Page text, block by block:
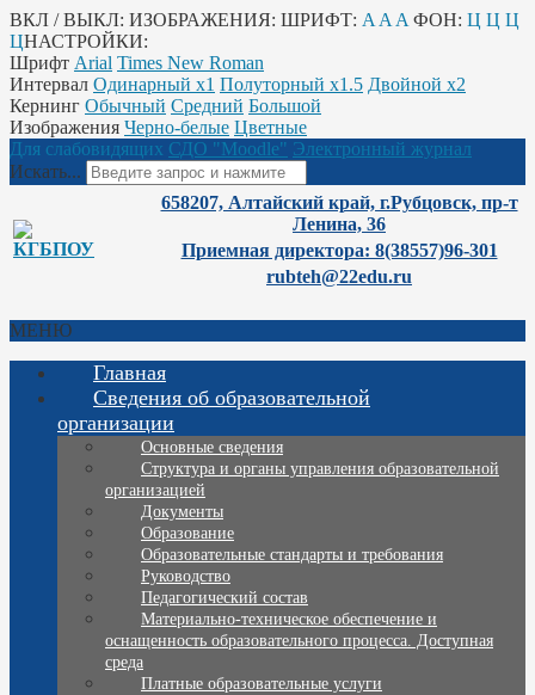
ВКЛ / ВЫКЛ: ИЗОБРАЖЕНИЯ: ШРИФТ: A A A ФОН: Ц Ц Ц
ЦНАСТРОЙКИ:
Шрифт Arial Times New Roman
Интервал Одинарный х1 Полуторный х1.5 Двойной х2
Кернинг Обычный Средний Большой
Изображения Черно-белые Цветные
Для слабовидящих СДО "Moodle" Электронный журнал
Искать...
658207, Алтайский край, г.Рубцовск, пр-т
Ленина, 36
Приемная директора: 8(38557)96-301
rubteh@22edu.ru
МЕНЮ
Главная
Сведения об образовательной
организации
Основные сведения
Структура и органы управления образовательной
организацией
Документы
Образование
Образовательные стандарты и требования
Руководство
Педагогический состав
Материально-техническое обеспечение и
оснащенность образовательного процесса. Доступная
среда
Платные образовательные услуги